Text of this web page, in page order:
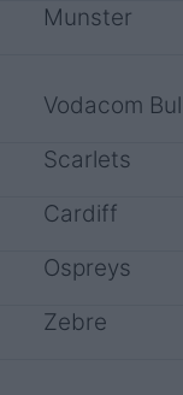
Munster
Vodacom
Scarlets
Cardiff
Ospreys
Zebre